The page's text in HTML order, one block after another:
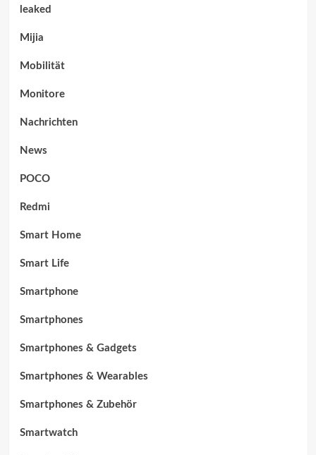
leaked
Mijia
Mobilität
Monitore
Nachrichten
News
POCO
Redmi
Smart Home
Smart Life
Smartphone
Smartphones
Smartphones & Gadgets
Smartphones & Wearables
Smartphones & Zubehör
Smartwatch